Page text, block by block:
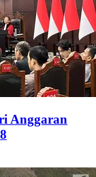
Anggaran